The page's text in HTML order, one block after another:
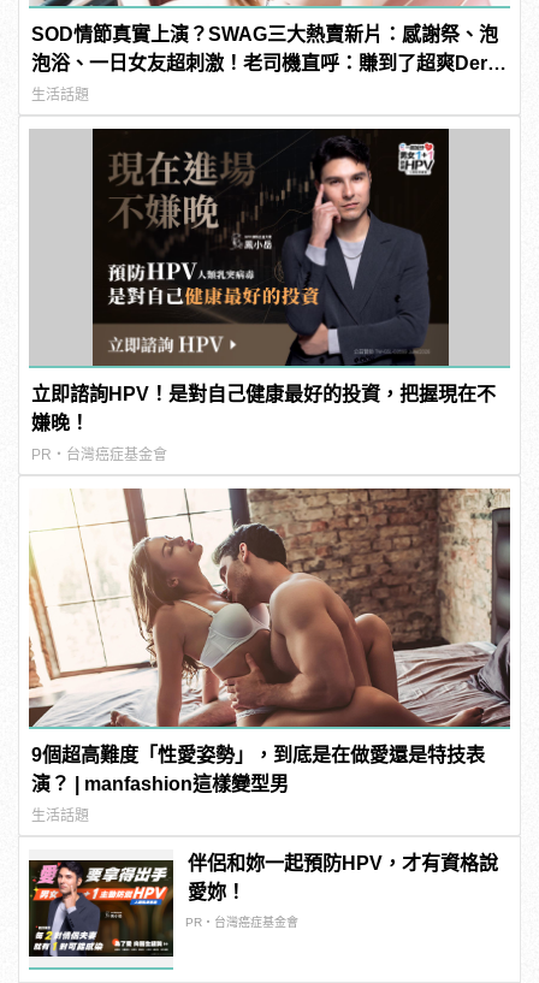
SOD情節真實上演？SWAG三大熱賣新片：感謝祭、泡
泡浴、一日女友超刺激！老司機直呼：賺到了超爽Der～
| manfashion這樣變型男
生活話題
立即諮詢HPV！是對自己健康最好的投資，把握現在不
嫌晚！
PR・台灣癌症基金會
9個超高難度「性愛姿勢」，到底是在做愛還是特技表
演？ | manfashion這樣變型男
生活話題
伴侶和妳一起預防HPV，才有資格說
愛妳！
PR・台灣癌症基金會